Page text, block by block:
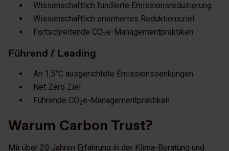
Wissenschaftlich fundierte Emissionsreduzierung
Wissenschaftlich orientiertes Reduktionsziel
Fortschreitende CO2e-Managementpraktiken
Führend / Leading
An 1,5°C ausgerichtete Emissionssenkungen
Net Zero Ziel
Führende CO2e-Managementpraktiken
Warum Carbon Trust?
Mit über 20 Jahren Erfahrung in der Klima-Beratung und